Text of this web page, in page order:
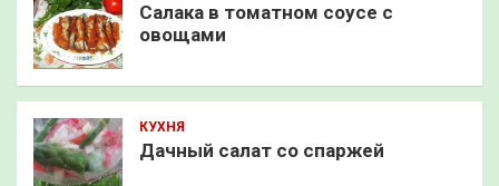
Салака в томатном соусе с
овощами
КУХНЯ
Дачный салат со спаржей